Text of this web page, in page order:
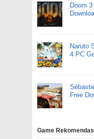
Doom
Naruto
4 PC
Free
Game